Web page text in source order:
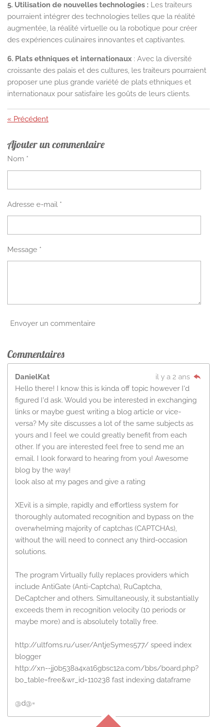
5. Utilisation de nouvelles technologies : Les traiteurs
pourraient intégrer des technologies telles que la réalité
augmentée, la réalité virtuelle ou la robotique pour créer
des expériences culinaires innovantes et captivantes.
6. Plats ethniques et internationaux : Avec la diversité
croissante des palais et des cultures, les traiteurs pourraient
proposer une plus grande variété de plats ethniques et
internationaux pour satisfaire les goûts de leurs clients.
« Précédent
Ajouter un commentaire
Nom *
Adresse e-mail *
Message *
Envoyer un commentaire
Commentaires
DanielKat
il y a 2 ans
Hello there! I know this is kinda off topic however I'd
figured I'd ask. Would you be interested in exchanging
links or maybe guest writing a blog article or vice-
versa? My site discusses a lot of the same subjects as
yours and I feel we could greatly benefit from each
other. If you are interested feel free to send me an
email. I look forward to hearing from you! Awesome
blog by the way!
look also at my pages and give a rating
XEvil is a simple, rapidly and effortless system for
thoroughly automated recognition and bypass on the
overwhelming majority of captchas (CAPTCHAs),
without the will need to connect any third-occasion
solutions.
The program Virtually fully replaces providers which
include AntiGate (Anti-Captcha), RuCaptcha,
DeCaptcher and others. Simultaneously, it substantially
exceeds them in recognition velocity (10 periods or
maybe more) and is absolutely totally free.
http://ultfoms.ru/user/AntjeSymes577/ speed index
blogger
http://xn--jj0b538a4xa16gbsc12a.com/bbs/board.php?
bo_table=free&wr_id=110238 fast indexing dataframe
@d@=